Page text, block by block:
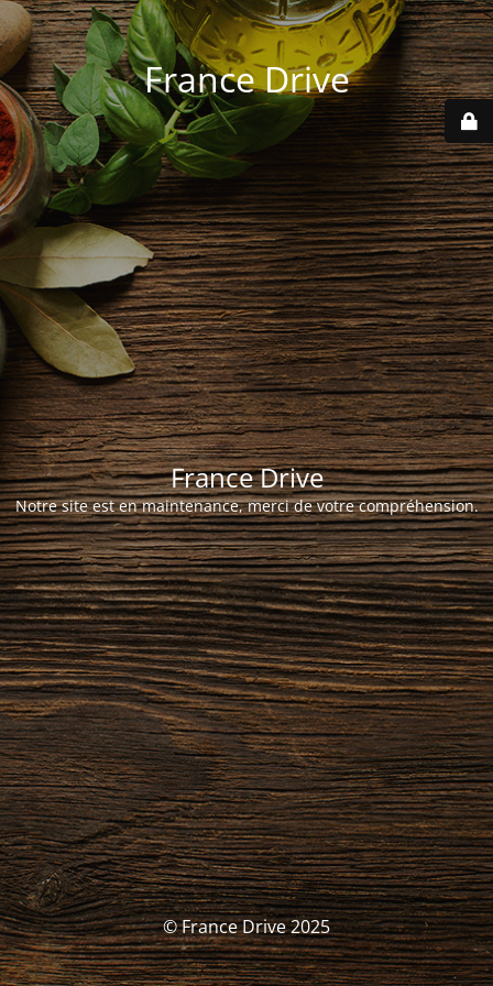
France Drive
France Drive
Notre site est en maintenance, merci de votre compréhension.
© France Drive 2025